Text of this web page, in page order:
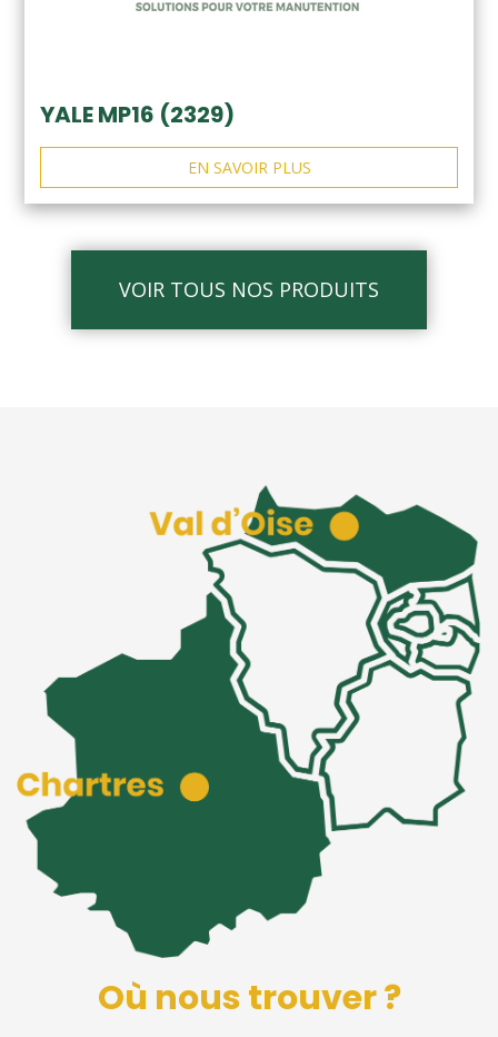
YALE MP16 (2329)
EN SAVOIR PLUS
VOIR TOUS NOS PRODUITS
Où nous trouver ?